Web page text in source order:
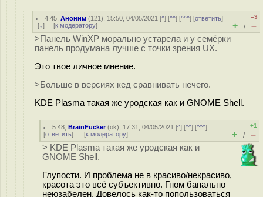
4.45 ,Аноним (121), 15:50, 04/05/2021 [^] [^^] [^^^] [ответить]
[↓] [к модератору]
–3
+ / –
>Панель WinXP морально устарела и у семёрки
панель продумана лучше с точки зрения UX.
Это твое личное мнение.
>Больше в версиях кед сравнивать нечего.
KDE Plasma такая же уродская как и GNOME Shell.
5.48 ,BrainFucker(ok), 17:31, 04/05/2021 [^] [^^] [^^^]
[ответить] [к модератору]
+1
+ / –
> KDE Plasma такая же уродская как и
GNOME Shell.
Глупости. И проблема не в красиво/некрасиво,
красота это всё субъективно. Гном банально
неюзабелен. Довелось как-то попользоваться